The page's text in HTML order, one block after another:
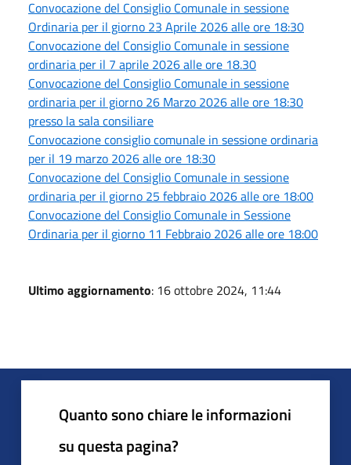
Convocazione del Consiglio Comunale in sessione
Ordinaria per il giorno 23 Aprile 2026 alle ore 18:30
Convocazione del Consiglio Comunale in sessione
ordinaria per il 7 aprile 2026 alle ore 18.30
Convocazione del Consiglio Comunale in sessione
ordinaria per il giorno 26 Marzo 2026 alle ore 18:30
presso la sala consiliare
Convocazione consiglio comunale in sessione ordinaria
per il 19 marzo 2026 alle ore 18:30
Convocazione del Consiglio Comunale in sessione
ordinaria per il giorno 25 febbraio 2026 alle ore 18:00
Convocazione del Consiglio Comunale in Sessione
Ordinaria per il giorno 11 Febbraio 2026 alle ore 18:00
Ultimo aggiornamento: 16 ottobre 2024, 11:44
Quanto sono chiare le informazioni
su questa pagina?